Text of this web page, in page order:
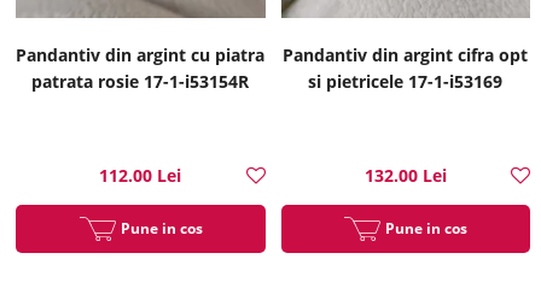
Pandantiv din argint cu piatra
patrata rosie 17-1-i53154R
112.00 Lei
Pune in cos
Pandantiv din argint cifra opt
si pietricele 17-1-i53169
132.00 Lei
Pune in cos